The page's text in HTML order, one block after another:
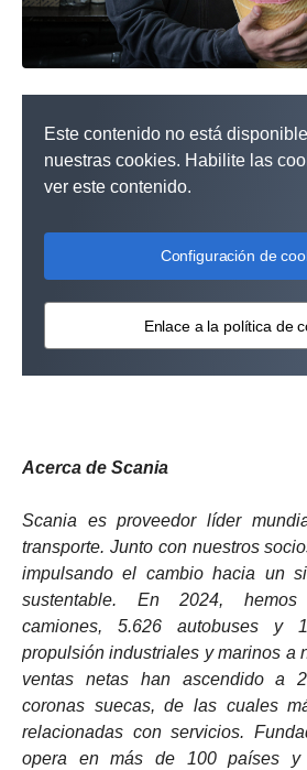
Este contenido no está
nuestras cookies. Habilite las
ver este contenido.
Configuración de
Enlace a la política de
Acerca de Scania
Scania es proveedor líder
transporte. Junto con nuestros
impulsando el cambio hacia un
sustentable. En 2024, hemos
camiones, 5.626 autobuses y
propulsión industriales y marinos a
ventas netas han ascendido a
coronas suecas, de las cuales
relacionadas con servicios.
opera en más de 100 países y